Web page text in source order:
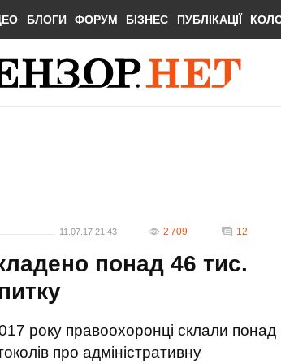
БЛОГИ ФОРУМ БІЗНЕС ПУБЛІКАЦІЇ
11.07.17 21:43 2 709 12
понад 46 тис.
року правоохоронці склали понад
про адміністративну